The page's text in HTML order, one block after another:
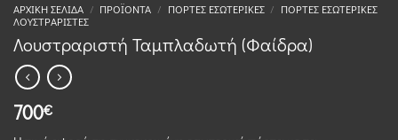
ΑΡΧΙΚΉ ΣΕΛΊΔΑ / ΠΡΟΪΌΝΤΑ / ΠΌΡΤΕΣ ΕΣΩΤΕΡΙΚΈΣ / ΠΌΡΤΕΣ ΕΣΩΤΕΡΙΚΈΣ
ΛΟΥΣΤΡΑΡΙΣΤΈΣ
Λουστραριστή Ταμπλαδωτή (Φαίδρα)
700€